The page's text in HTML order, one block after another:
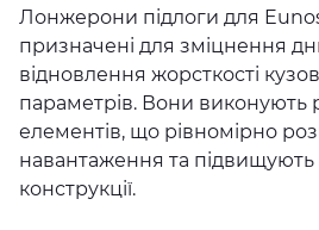
Лонжерони підлоги для
призначені для зміцнення
відновлення жорсткості
параметрів. Вони виконують
елементів, що рівномірно
навантаження та підвищують
конструкції.